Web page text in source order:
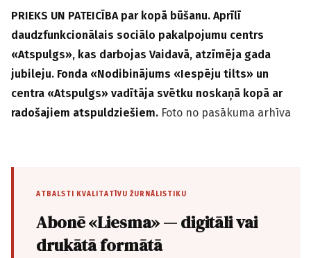
PRIEKS UN PATEICĪBA par kopā būšanu. Aprīlī
daudzfunkcionālais sociālo pakalpojumu centrs
«Atspulgs», kas darbojas Vaidavā, atzīmēja gada
jubileju. Fonda «Nodibinājums «Iespēju tilts» un
centra «Atspulgs» vadītāja svētku noskaņā kopā ar
radošajiem atspuldziešiem. Foto no pasākuma arhīva
ATBALSTI KVALITATĪVU ŽURNĀLISTIKU
Abonē «Liesma» — digitāli vai
drukātā formātā